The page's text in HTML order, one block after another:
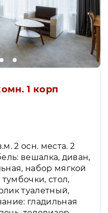
1 корп
2 осн. места. 2
вешалка, диван,
набор мягкой
стол,
туалетный,
гладильная